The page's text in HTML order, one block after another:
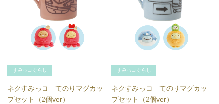
すみっコぐらし
ネクすみっコ てのりマグカッ
プセット（2個ver）
すみっコぐらし
ネクすみっコ てのりマグカッ
プセット（2個ver）